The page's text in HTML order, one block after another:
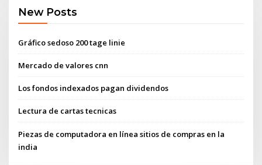
New Posts
Gráfico sedoso 200 tage linie
Mercado de valores cnn
Los fondos indexados pagan dividendos
Lectura de cartas tecnicas
Piezas de computadora en línea sitios de compras en la
india